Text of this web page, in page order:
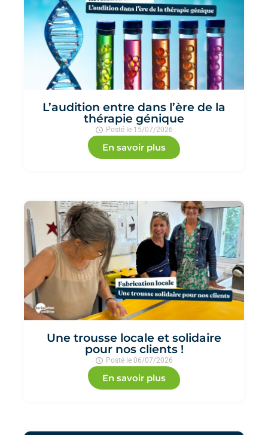
L’audition entre dans l’ère de la
thérapie génique
Posté le 15/07/2026
En savoir plus
Une trousse locale et solidaire
pour nos clients !
Posté le 06/07/2026
En savoir plus